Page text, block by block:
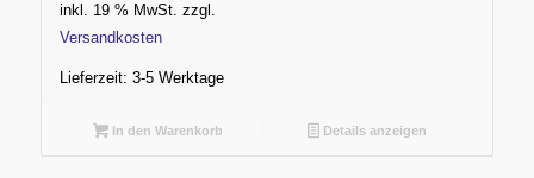
inkl. 19 % MwSt. zzgl.
Versandkosten
Lieferzeit: 3-5 Werktage
In den Warenkorb Details anzeigen